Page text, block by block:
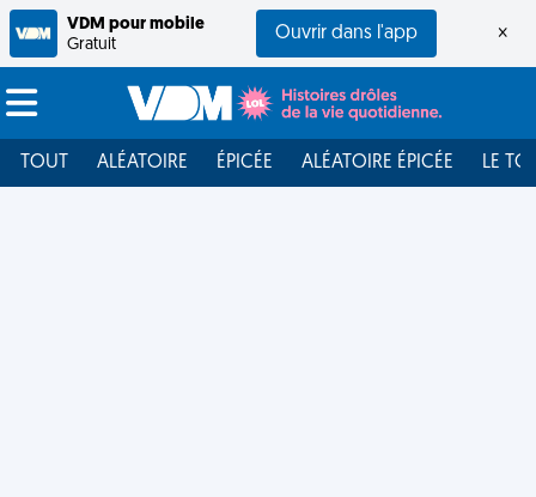
VDM pour mobile
Gratuit
Ouvrir dans l'app ×
TOUT ALÉATOIRE ÉPICÉE ALÉATOIRE ÉPICÉE LE